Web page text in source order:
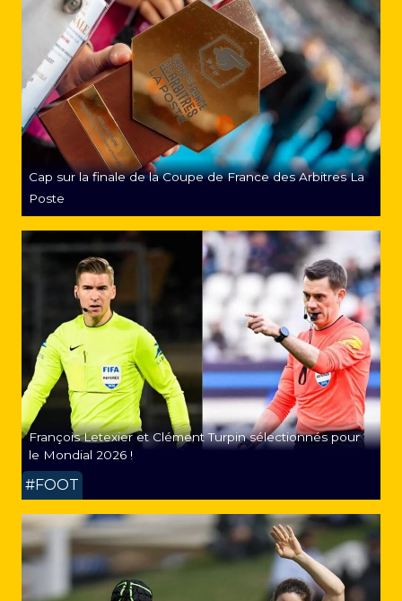
Cap sur la finale de la Coupe de France des Arbitres La
Poste
François Letexier et Clément Turpin sélectionnés pour
le Mondial 2026 !
#FOOT